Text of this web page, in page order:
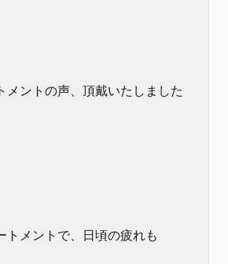
メントの声、頂戴いたしました
メントで、日頃の疲れも